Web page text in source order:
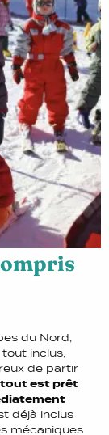
du Nord,
inclus,
de partir
tout est prêt
déjà inclus
mécaniques